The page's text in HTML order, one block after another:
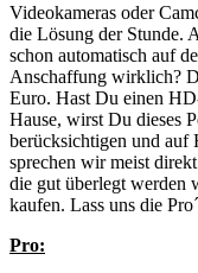
Videokameras oder
die Lösung der Stunde.
schon automatisch auf
Anschaffung wirklich?
Euro. Hast Du einen
Hause, wirst Du dieses
berücksichtigen und auf
sprechen wir meist
die gut überlegt werden
kaufen. Lass uns die
Pro: